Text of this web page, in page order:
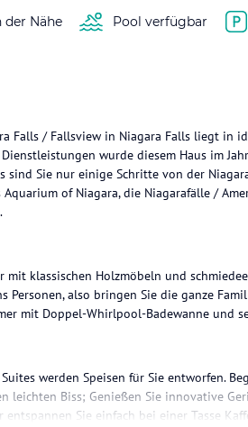
der Nähe Pool verfügbar
Falls / Fallsview in Niagara Falls liegt in
wurde diesem Haus im
sind Sie nur einige Schritte von der
of Niagara, die Niagarafälle /
klassischen Holzmöbeln und
also bringen Sie die ganze
mit Doppel-Whirlpool-Badewanne und
werden Speisen für Sie entworfen.
leichten Biss; Genießen Sie innovative
Sie einfach bei einer Tasse